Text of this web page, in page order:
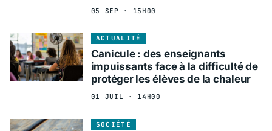
05 SEP · 15H00
ACTUALITÉ
Canicule : des enseignants
impuissants face à la difficulté de
protéger les élèves de la chaleur
01 JUIL · 14H00
SOCIÉTÉ